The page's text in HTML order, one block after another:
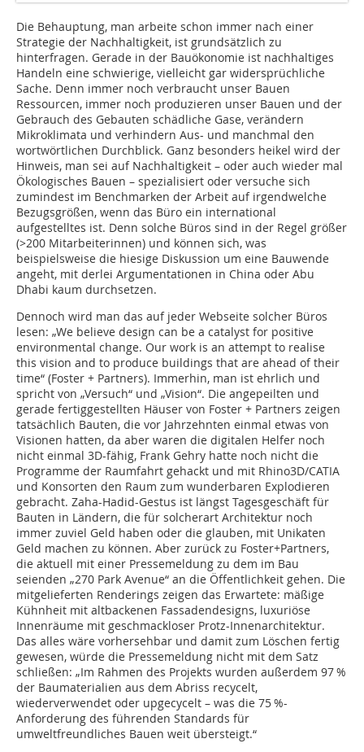
Die Behauptung, man arbeite schon immer nach einer
Strategie der Nachhaltigkeit, ist grundsätzlich zu
hinterfragen. Gerade in der Bauökonomie ist nachhaltiges
Handeln eine schwierige, vielleicht gar widersprüchliche
Sache. Denn immer noch verbraucht unser Bauen
Ressourcen, immer noch produzieren unser Bauen und der
Gebrauch des Gebauten schädliche Gase, verändern
Mikroklimata und verhindern Aus- und manchmal den
wortwörtlichen Durchblick. Ganz besonders heikel wird der
Hinweis, man sei auf Nachhaltigkeit – oder auch wieder mal
Ökologisches Bauen – spezialisiert oder versuche sich
zumindest im Benchmarken der Arbeit auf irgendwelche
Bezugsgrößen, wenn das Büro ein international
aufgestelltes ist. Denn solche Büros sind in der Regel größer
(>200 Mitarbeiterinnen) und können sich, was
beispielsweise die hiesige Diskussion um eine Bauwende
angeht, mit derlei Argumentationen in China oder Abu
Dhabi kaum durchsetzen.
Dennoch wird man das auf jeder Webseite solcher Büros
lesen: „We believe design can be a catalyst for positive
environmental change. Our work is an attempt to realise
this vision and to produce buildings that are ahead of their
time“ (Foster + Partners). Immerhin, man ist ehrlich und
spricht von „Versuch“ und „Vision“. Die angepeilten und
gerade fertiggestellten Häuser von Foster + Partners zeigen
tatsächlich Bauten, die vor Jahrzehnten einmal etwas von
Visionen hatten, da aber waren die digitalen Helfer noch
nicht einmal 3D-fähig, Frank Gehry hatte noch nicht die
Programme der Raumfahrt gehackt und mit Rhino3D/CATIA
und Konsorten den Raum zum wunderbaren Explodieren
gebracht. Zaha-Hadid-Gestus ist längst Tagesgeschäft für
Bauten in Ländern, die für solcherart Architektur noch
immer zuviel Geld haben oder die glauben, mit Unikaten
Geld machen zu können. Aber zurück zu Foster+Partners,
die aktuell mit einer Pressemeldung zu dem im Bau
seienden „270 Park Avenue“ an die Öffentlichkeit gehen. Die
mitgelieferten Renderings zeigen das Erwartete: mäßige
Kühnheit mit altbackenen Fassadendesigns, luxuriöse
Innenräume mit geschmackloser Protz-Innenarchitektur.
Das alles wäre vorhersehbar und damit zum Löschen fertig
gewesen, würde die Pressemeldung nicht mit dem Satz
schließen: „Im Rahmen des Projekts wurden außerdem 97 %
der Baumaterialien aus dem Abriss recycelt,
wiederverwendet oder upgecycelt – was die 75 %-
Anforderung des führenden Standards für
umweltfreundliches Bauen weit übersteigt.“